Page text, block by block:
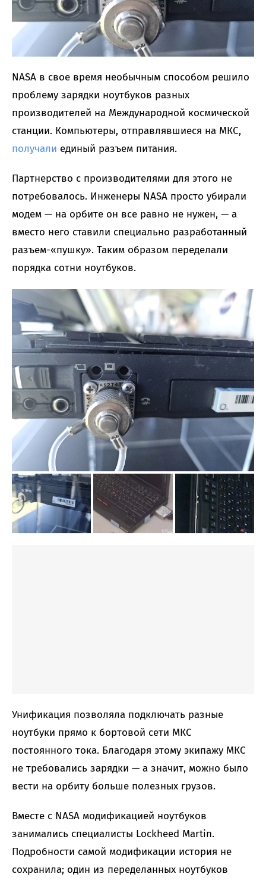
NASA в свое время необычным способом решило
проблему зарядки ноутбуков разных
производителей на Международной космической
станции. Компьютеры, отправлявшиеся на МКС,
получали единый разъем питания.
Партнерство с производителями для этого не
потребовалось. Инженеры NASA просто убирали
модем — на орбите он все равно не нужен, — а
вместо него ставили специально разработанный
разъем-«пушку». Таким образом переделали
порядка сотни ноутбуков.
Унификация позволяла подключать разные
ноутбуки прямо к бортовой сети МКС
постоянного тока. Благодаря этому экипажу МКС
не требовались зарядки — а значит, можно было
вести на орбиту больше полезных грузов.
Вместе с NASA модификацией ноутбуков
занимались специалисты Lockheed Martin.
Подробности самой модификации история не
сохранила; один из переделанных ноутбуков